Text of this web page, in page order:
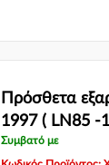
Πρόσθετα
1997 ( LN85 -
Συμβατό με